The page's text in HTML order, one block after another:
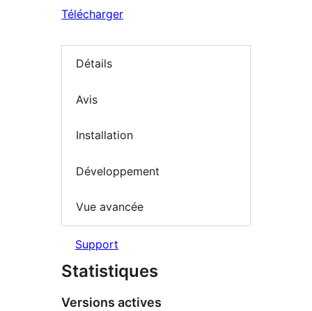
Télécharger
Détails
Avis
Installation
Développement
Vue avancée
Support
Statistiques
Versions actives